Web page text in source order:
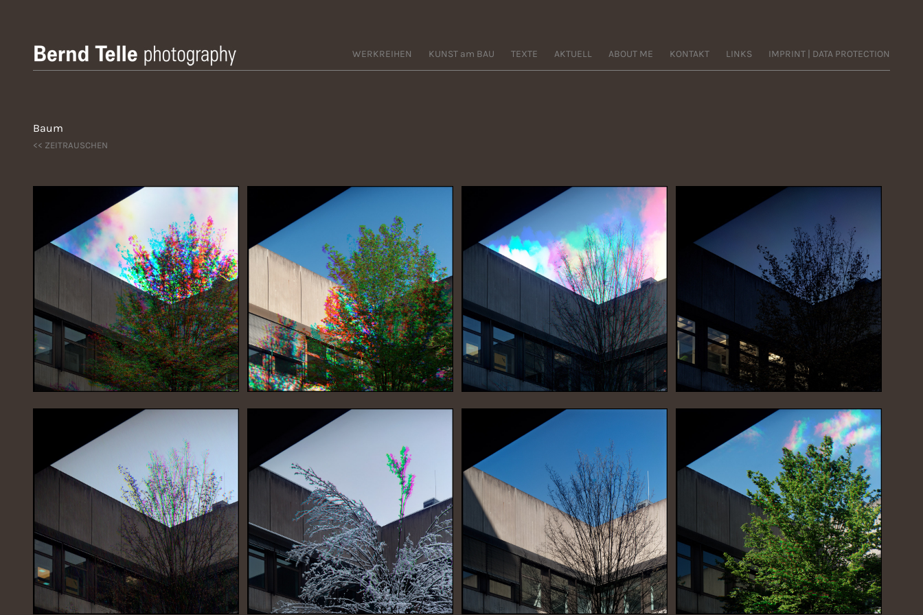
WERKREIHEN KUNST am BAU TEXTE AKTUELL ABOUT ME KONTAKT LINKS IMPRINT | DATA PROTECTION
Baum
<< ZEITRAUSCHEN